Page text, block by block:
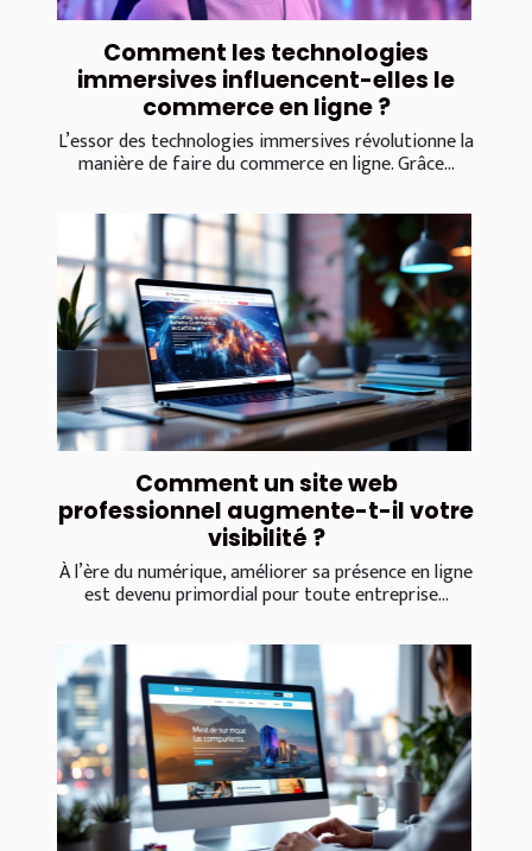
Comment les technologies
immersives influencent-elles le
commerce en ligne ?
L’essor des technologies immersives révolutionne la
manière de faire du commerce en ligne. Grâce...
Comment un site web
professionnel augmente-t-il votre
visibilité ?
À l’ère du numérique, améliorer sa présence en ligne
est devenu primordial pour toute entreprise...